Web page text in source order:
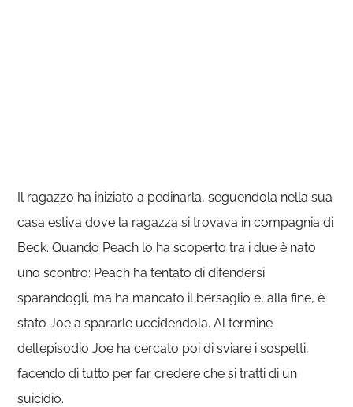
Il ragazzo ha iniziato a pedinarla, seguendola nella sua
casa estiva dove la ragazza si trovava in compagnia di
Beck. Quando Peach lo ha scoperto tra i due è nato
uno scontro: Peach ha tentato di difendersi
sparandogli, ma ha mancato il bersaglio e, alla fine, è
stato Joe a spararle uccidendola. Al termine
dell’episodio Joe ha cercato poi di sviare i sospetti,
facendo di tutto per far credere che si tratti di un
suicidio.